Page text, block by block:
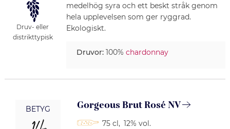
Druv- eller
distrikttypisk
medelhög syra och ett beskt stråk genom
hela upplevelsen som ger ryggrad.
Ekologiskt.
Druvor:100% chardonnay
BETYG Gorgeous Brut Rosé NV
75 cl, 12% vol.